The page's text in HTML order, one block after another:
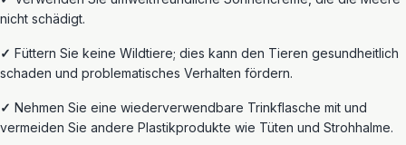
nicht schädigt.
✓ Füttern Sie keine Wildtiere; dies kann den Tieren gesundheitlich
schaden und problematisches Verhalten fördern.
✓ Nehmen Sie eine wiederverwendbare Trinkflasche mit und
vermeiden Sie andere Plastikprodukte wie Tüten und Strohhalme.